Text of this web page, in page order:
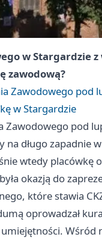
w Stargardzie
zawodową?
Zawodowego
w Stargardzie
Zawodowego pod
długo zapadnie
wtedy
okazją do
które stawia
oprowadzał